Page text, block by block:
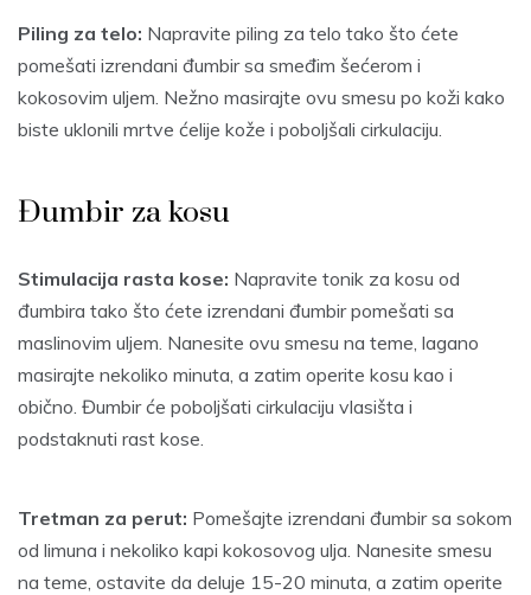
Piling za telo: Napravite piling za telo tako što ćete
pomešati izrendani đumbir sa smeđim šećerom i
kokosovim uljem. Nežno masirajte ovu smesu po koži kako
biste uklonili mrtve ćelije kože i poboljšali cirkulaciju.
Đumbir za kosu
Stimulacija rasta kose: Napravite tonik za kosu od
đumbira tako što ćete izrendani đumbir pomešati sa
maslinovim uljem. Nanesite ovu smesu na teme, lagano
masirajte nekoliko minuta, a zatim operite kosu kao i
obično. Đumbir će poboljšati cirkulaciju vlasišta i
podstaknuti rast kose.
Tretman za perut: Pomešajte izrendani đumbir sa sokom
od limuna i nekoliko kapi kokosovog ulja. Nanesite smesu
na teme, ostavite da deluje 15-20 minuta, a zatim operite